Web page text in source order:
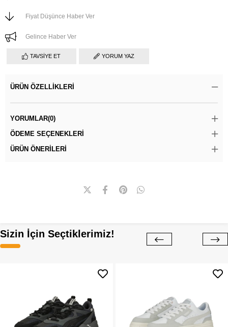
Fiyat Düşünce Haber Ver
Gelince Haber Ver
TAVSIYE ET YORUM YAZ
ÜRÜN ÖZELLIKLERI
YORUMLAR(0)
ÖDEME SEÇENEKLERI
ÜRÜN ÖNERILERI
Sizin İçin Seçtiklerimiz!